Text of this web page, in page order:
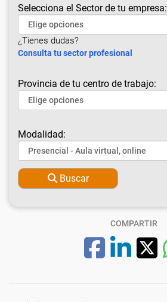
Selecciona el Sector de tu empresa:
¿Tienes dudas?
Consulta tu sector profesional
Provincia de tu centro de trabajo:
Modalidad:
Buscar
COMPARTIR